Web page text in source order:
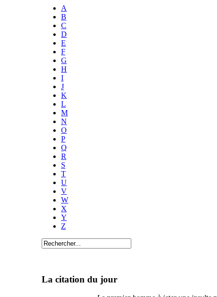
A
B
C
D
E
F
G
H
I
J
K
L
M
N
O
P
Q
R
S
T
U
V
W
X
Y
Z
La citation du jour